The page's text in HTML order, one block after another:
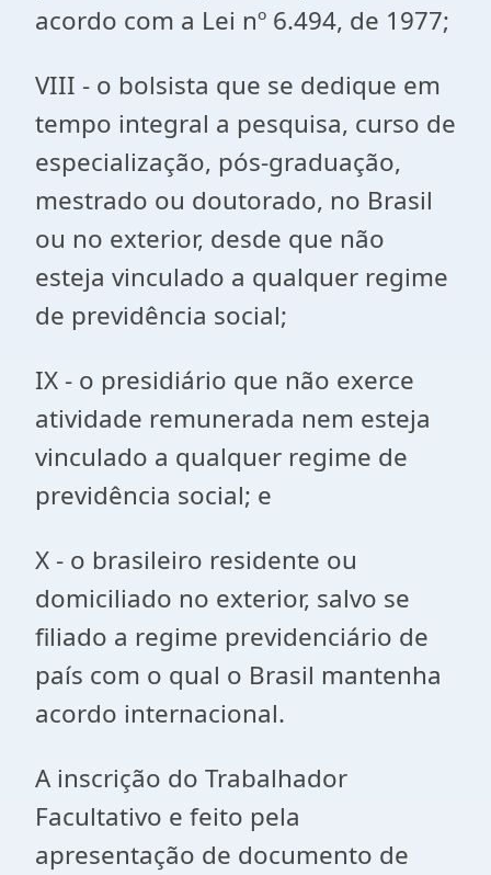
acordo com a Lei nº 6.494, de 1977;
VIII - o bolsista que se dedique em
tempo integral a pesquisa, curso de
especialização, pós-graduação,
mestrado ou doutorado, no Brasil
ou no exterior, desde que não
esteja vinculado a qualquer regime
de previdência social;
IX - o presidiário que não exerce
atividade remunerada nem esteja
vinculado a qualquer regime de
previdência social; e
X - o brasileiro residente ou
domiciliado no exterior, salvo se
filiado a regime previdenciário de
país com o qual o Brasil mantenha
acordo internacional.
A inscrição do Trabalhador
Facultativo e feito pela
apresentação de documento de